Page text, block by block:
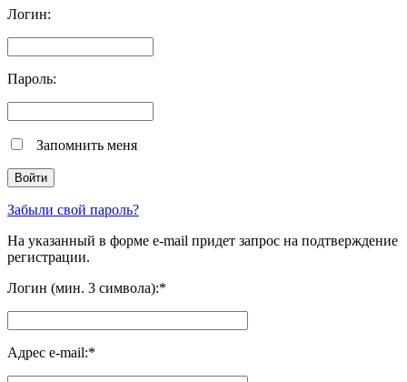
Логин:
Пароль:
Запомнить меня
Забыли свой пароль?
На указанный в форме e-mail придет запрос на подтверждение
регистрации.
Логин (мин. 3 символа):*
Адрес e-mail:*